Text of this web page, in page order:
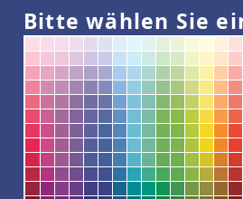
Bitte wählen Sie